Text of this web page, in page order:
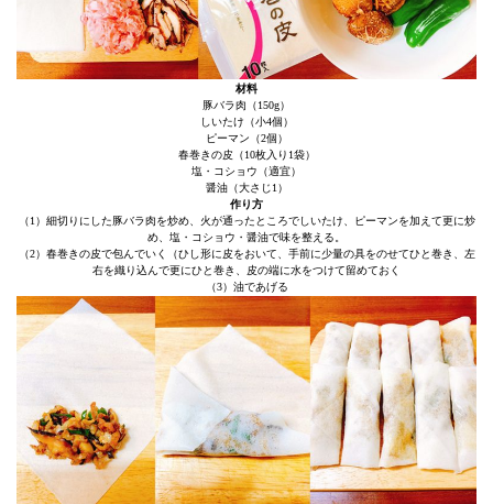
材料
豚バラ肉（150g）
しいたけ（小4個）
ピーマン（2個）
春巻きの皮（10枚入り1袋）
塩・コショウ（適宜）
醤油（大さじ1）
作り方
（1）細切りにした豚バラ肉を炒め、火が通ったところでしいたけ、ピーマンを加えて更に炒
め、塩・コショウ・醤油で味を整える。
（2）春巻きの皮で包んでいく（ひし形に皮をおいて、手前に少量の具をのせてひと巻き、左
右を織り込んで更にひと巻き、皮の端に水をつけて留めておく
（3）油であげる